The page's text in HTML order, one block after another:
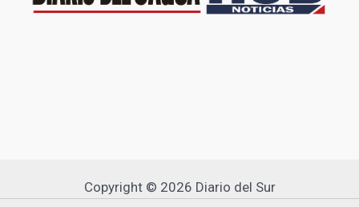
Copyright © 2026 Diario del Sur